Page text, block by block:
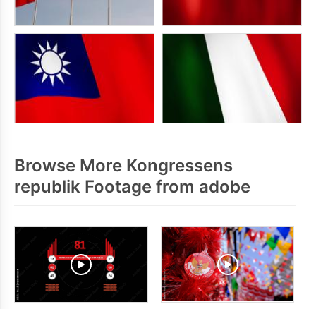
Browse More Kongressens
republik Footage from adobe